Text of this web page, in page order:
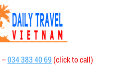
–034 383 40 69 (click to call)